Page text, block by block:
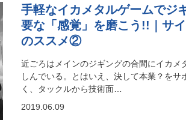
手軽なイカメタルゲームでジ
要な「感覚」を磨こう!!｜サ
のススメ②
近ごろはメインのジギングの合間にイカメ
しんでいる。とはいえ、決して本業？をサ
く、タックルから技術面…
2019.06.09